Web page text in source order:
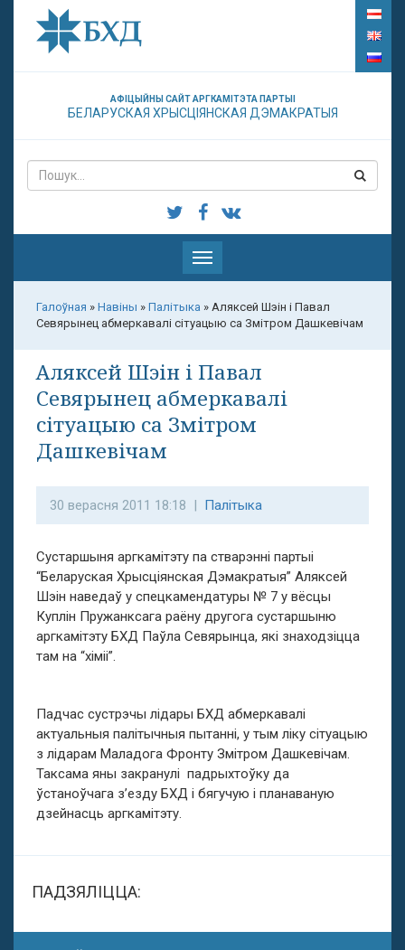
АФІЦЫЙНЫ САЙТ АРГКАМІТЭТА ПАРТЫІ
БЕЛАРУСКАЯ ХРЫСЦІЯНСКАЯ ДЭМАКРАТЫЯ
Паказаць
меню
Галоўная » Навіны » Палітыка » Аляксей Шэін і Павал
Севярынец абмеркавалі сітуацыю са Змітром Дашкевічам
Аляксей Шэін і Павал
Севярынец абмеркавалі
сітуацыю са Змітром
Дашкевічам
30 верасня 2011 18:18 | Палітыка
Сустаршыня аргкамітэту па стварэнні партыі
“Беларуская Хрысціянская Дэмакратыя” Аляксей
Шэін наведаў у спецкамендатуры № 7 у вёсцы
Куплін Пружанксага раёну другога сустаршыню
аргкамітэту БХД Паўла Севярынца, які знаходзіцца
там на “хіміі”.
Падчас сустрэчы лідары БХД абмеркавалі
актуальныя палітычныя пытанні, у тым ліку сітуацыю
з лідарам Маладога Фронту Змітром Дашкевічам.
Таксама яны закранулі падрыхтоўку да
ўстаноўчага з’езду БХД і бягучую і планаваную
дзейнасць аргкамітэту.
ПАДЗЯЛІЦЦА: